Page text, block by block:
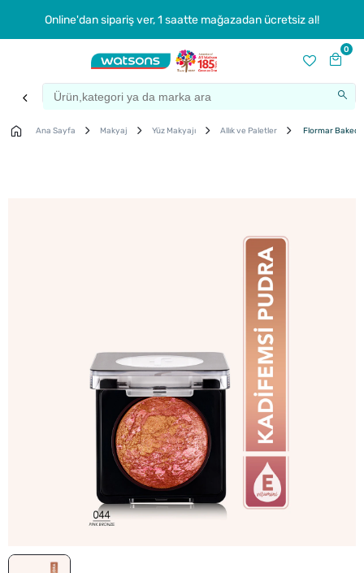
Online'dan sipariş ver, 1 saatte mağazadan ücretsiz al!
0
Ana Sayfa Makyaj Yüz Makyajı Allık ve Paletler Flormar Baked